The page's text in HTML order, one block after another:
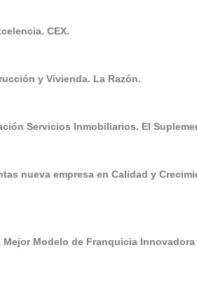
CEX.
y Vivienda. La Razón.
Servicios Inmobiliarios. El
nueva empresa en Calidad y
Mejor Modelo de Franquicia Innovadora